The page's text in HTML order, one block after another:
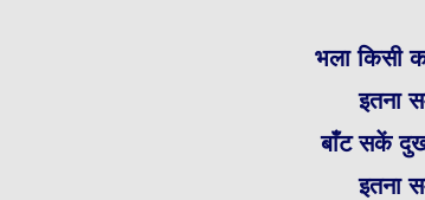
भला किसी
इतना
बाँट सकें दुख
इतना